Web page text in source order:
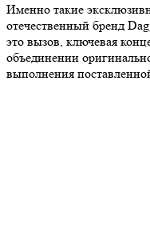
Именно такие
отечественный бренд
это вызов, ключевая
объединении
выполнения